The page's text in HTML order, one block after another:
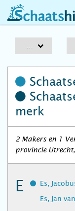
merk
2 Makers en 1
provincie
E
Es,
Es, Jan